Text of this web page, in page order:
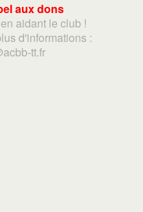
aux dons
aidant le club !
d'informations :
tt.fr